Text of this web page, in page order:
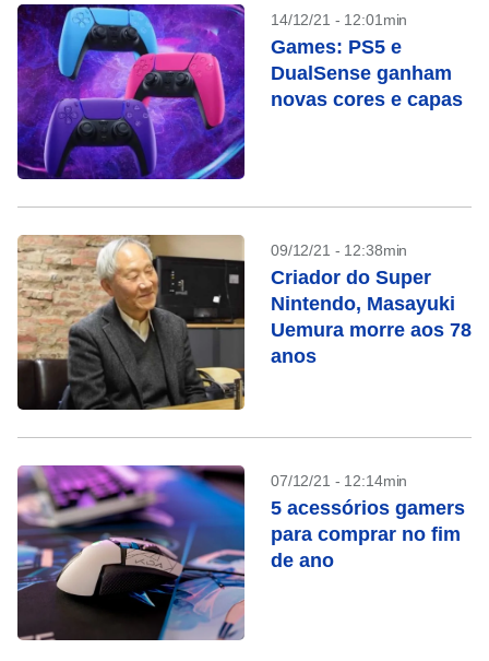
14/12/21 - 12:01min
Games: PS5 e
DualSense ganham
novas cores e capas
09/12/21 - 12:38min
Criador do Super
Nintendo, Masayuki
Uemura morre aos 78
anos
07/12/21 - 12:14min
5 acessórios gamers
para comprar no fim
de ano